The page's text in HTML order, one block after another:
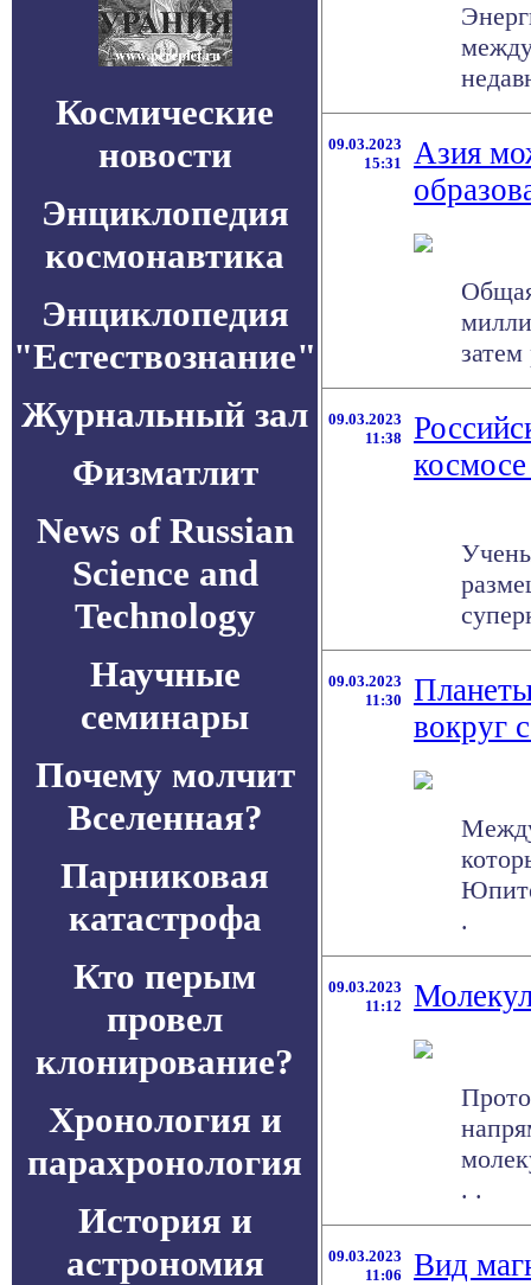
Космические
новости
Энциклопедия
космонавтика
Энциклопедия
"Естествознание"
Журнальный зал
Физматлит
News of Russian
Science and
Technology
Научные
семинары
Почему молчит
Вселенная?
Парниковая
катастрофа
Кто перым
провел
клонирование?
Хронология и
парахронология
История и
астрономия
09.03.2023
15:31
Азия
09.03.2023
11:38
09.03.2023
11:30
вокруг
.
09.03.2023
11:12
. .
09.03.2023
11:06
Вид